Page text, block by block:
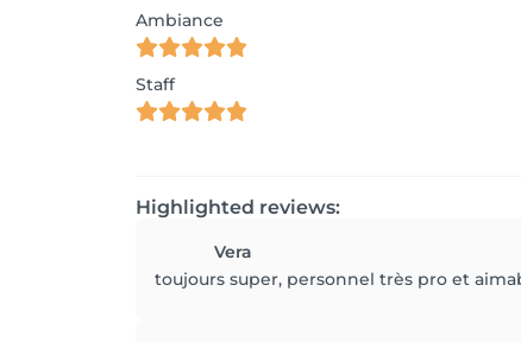
Ambiance
Staff
Highlighted reviews:
Vera
toujours super, personnel très pro et